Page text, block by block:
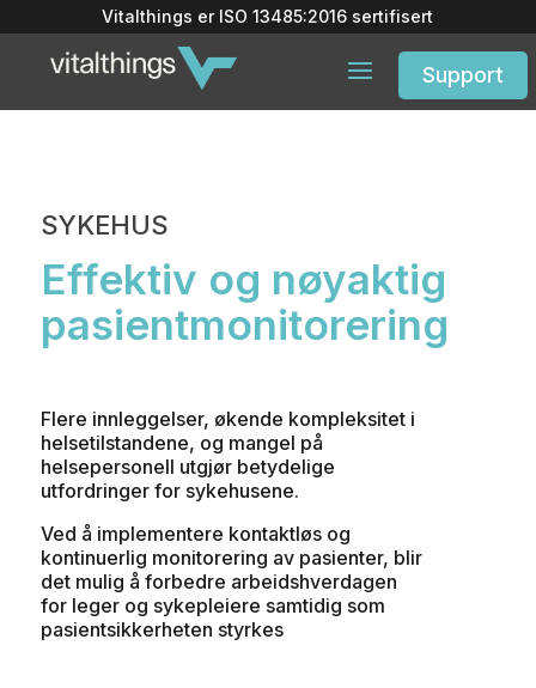
Vitalthings er ISO 13485:2016 sertifisert
Support
SYKEHUS
Effektiv og nøyaktig
pasientmonitorering
Flere innleggelser, økende kompleksitet i
helsetilstandene, og mangel på
helsepersonell utgjør betydelige
utfordringer for sykehusene.
Ved å implementere kontaktløs og
kontinuerlig monitorering av pasienter, blir
det mulig å forbedre arbeidshverdagen
for leger og sykepleiere samtidig som
pasientsikkerheten styrkes